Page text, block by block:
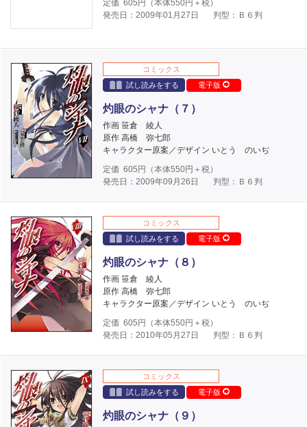
定価 605 円（本体550円＋税）
発売日：2009年01月27日
判型：Ｂ６判
コミックス
試し読みをする
電子版
灼眼のシャナ（７）
作画 笹倉 綾人
原作 高橋 弥七郎
キャラクター原案／デザイン いとう のいぢ
定価 605 円（本体550円＋税）
発売日：2009年09月26日
判型：Ｂ６判
コミックス
試し読みをする
電子版
灼眼のシャナ（８）
作画 笹倉 綾人
原作 高橋 弥七郎
キャラクター原案／デザイン いとう のいぢ
定価 605 円（本体550円＋税）
発売日：2010年05月27日
判型：Ｂ６判
コミックス
試し読みをする
電子版
灼眼のシャナ（９）